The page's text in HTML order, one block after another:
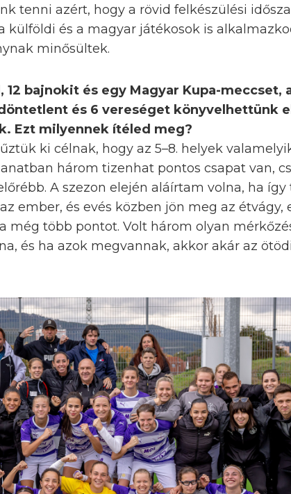
tenni azért, hogy a rövid felkészülési
külföldi és a magyar játékosok is
minősültek.
bajnokit és egy Magyar Kupa-meccset,
és 6 vereséget könyvelhettünk
Ezt milyennek ítéled meg?
ki célnak, hogy az 5–8. helyek
három tizenhat pontos csapat van,
A szezon elején aláírtam volna, ha
ember, és evés közben jön meg az étvágy,
még több pontot. Volt három olyan
és ha azok megvannak, akkor akár az